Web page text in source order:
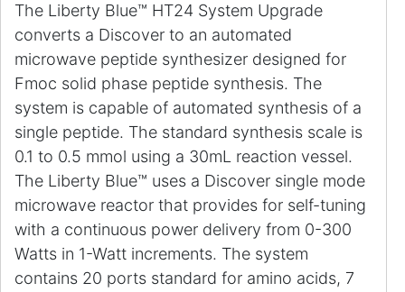
The Liberty Blue™ HT24 System Upgrade
converts a Discover to an automated
microwave peptide synthesizer designed for
Fmoc solid phase peptide synthesis. The
system is capable of automated synthesis of a
single peptide. The standard synthesis scale is
0.1 to 0.5 mmol using a 30mL reaction vessel.
The Liberty Blue™ uses a Discover single mode
microwave reactor that provides for self-tuning
with a continuous power delivery from 0-300
Watts in 1-Watt increments. The system
contains 20 ports standard for amino acids, 7